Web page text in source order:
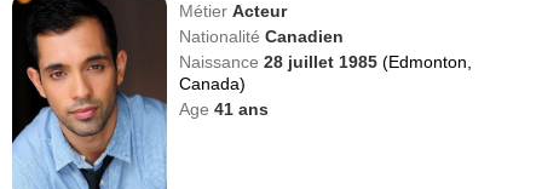
MétierActeur
NationalitéCanadien
Naissance28 juillet 1985(Edmonton,
Canada)
Age41 ans